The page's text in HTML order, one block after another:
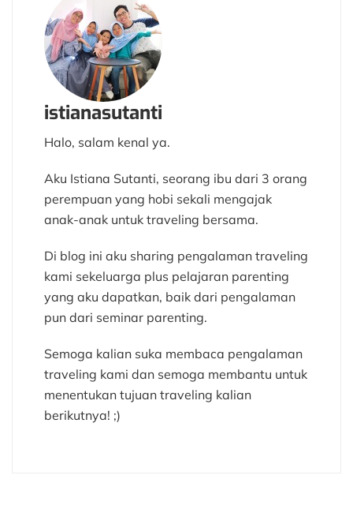
istianasutanti
Halo, salam kenal ya.
Aku Istiana Sutanti, seorang ibu dari 3 orang
perempuan yang hobi sekali mengajak
anak-anak untuk traveling bersama.
Di blog ini aku sharing pengalaman traveling
kami sekeluarga plus pelajaran parenting
yang aku dapatkan, baik dari pengalaman
pun dari seminar parenting.
Semoga kalian suka membaca pengalaman
traveling kami dan semoga membantu untuk
menentukan tujuan traveling kalian
berikutnya! ;)